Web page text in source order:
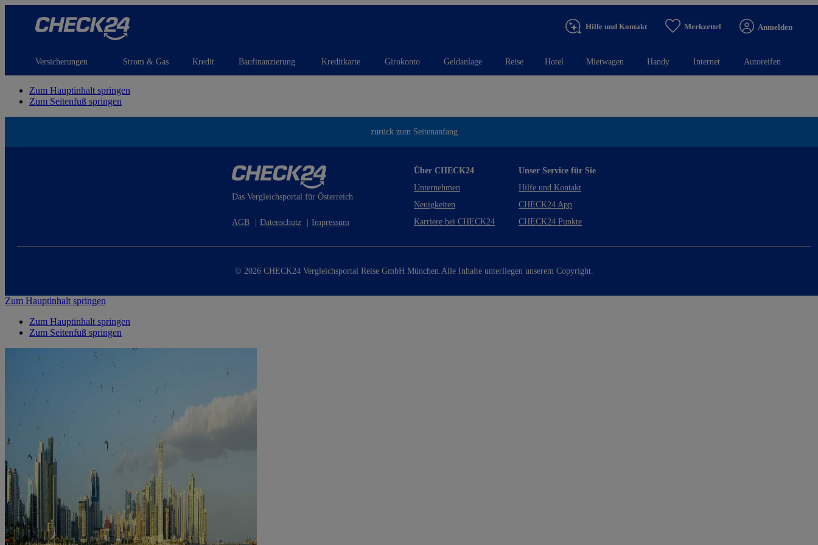
Hilfe und Kontakt Merkzettel Anmelden
Versicherungen Strom & Gas Kredit Baufinanzierung Kreditkarte Girokonto Geldanlage Reise Hotel Mietwagen Handy Internet Autoreifen
Zum Hauptinhalt springen
Zum Seitenfuß springen
zurück zum Seitenanfang
Das Vergleichsportal für Österreich
AGB Datenschutz Impressum
Über CHECK24
Unternehmen
Neuigkeiten
Karriere bei CHECK24
Unser Service für Sie
Hilfe und Kontakt
CHECK24 App
CHECK24 Punkte
© 2026 CHECK24 Vergleichsportal Reise GmbH München.Alle Inhalte unterliegen unserem Copyright.
Zum Hauptinhalt springen
Zum Hauptinhalt springen
Zum Seitenfuß springen